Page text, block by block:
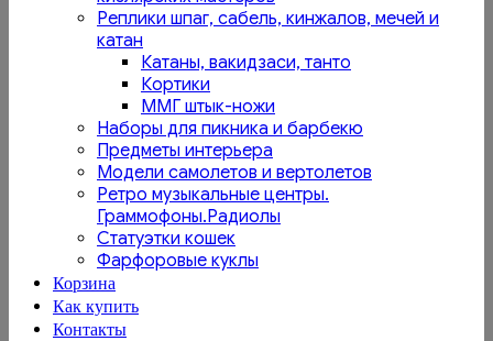
Реплики шпаг, сабель, кинжалов, мечей и
катан
Катаны, вакидзаси, танто
Кортики
ММГ штык-ножи
Наборы для пикника и барбекю
Предметы интерьера
Модели самолетов и вертолетов
Ретро музыкальные центры.
Граммофоны.Радиолы
Статуэтки кошек
Фарфоровые куклы
Корзина
Как купить
Контакты